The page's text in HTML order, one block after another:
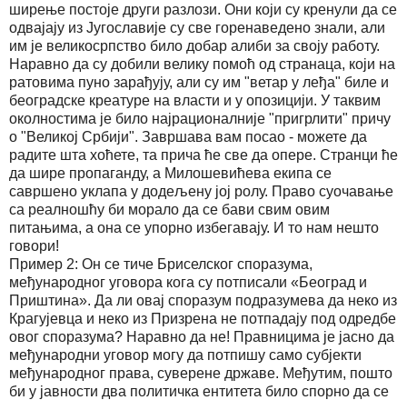
ширење постоје други разлози. Они који су кренули да се
одвајају из Југославије су све горенаведено знали, али
им је великосрпство било добар алиби за своју работу.
Наравно да су добили велику помоћ од странаца, који на
ратовима пуно зарађују, али су им "ветар у леђа" биле и
београдске креатуре на власти и у опозицији. У таквим
околностима је било најрационалније "пригрлити" причу
о "Великој Србији". Завршава вам посао - можете да
радите шта хоћете, та прича ће све да опере. Странци ће
да шире пропаганду, а Милошевићева екипа се
савршено уклапа у додељену јој ролу. Право суочавање
са реалношћу би морало да се бави свим овим
питањима, а она се упорно избегавају. И то нам нешто
говори!
Пример 2: Он се тиче Бриселског споразума,
међународног уговора кога су потписали «Београд и
Приштина». Да ли овај споразум подразумева да неко из
Крагујевца и неко из Призрена не потпадају под одредбе
овог споразума? Наравно да не! Правницима је јасно да
међународни уговор могу да потпишу само субјекти
међународног права, суверене државе. Међутим, пошто
би у јавности два политичка ентитета било спорно да се